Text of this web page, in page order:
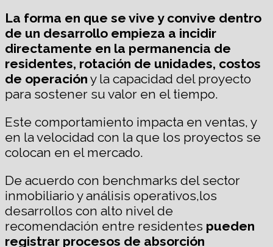
La forma en que se vive y convive dentro
de un desarrollo empieza a incidir
directamente en la permanencia de
residentes, rotación de unidades, costos
de operación y la capacidad del proyecto
para sostener su valor en el tiempo.
Este comportamiento impacta en ventas, y
en la velocidad con la que los proyectos se
colocan en el mercado.
De acuerdo con benchmarks del sector
inmobiliario y análisis operativos,los
desarrollos con alto nivel de
recomendación entre residentes pueden
registrar procesos de absorción